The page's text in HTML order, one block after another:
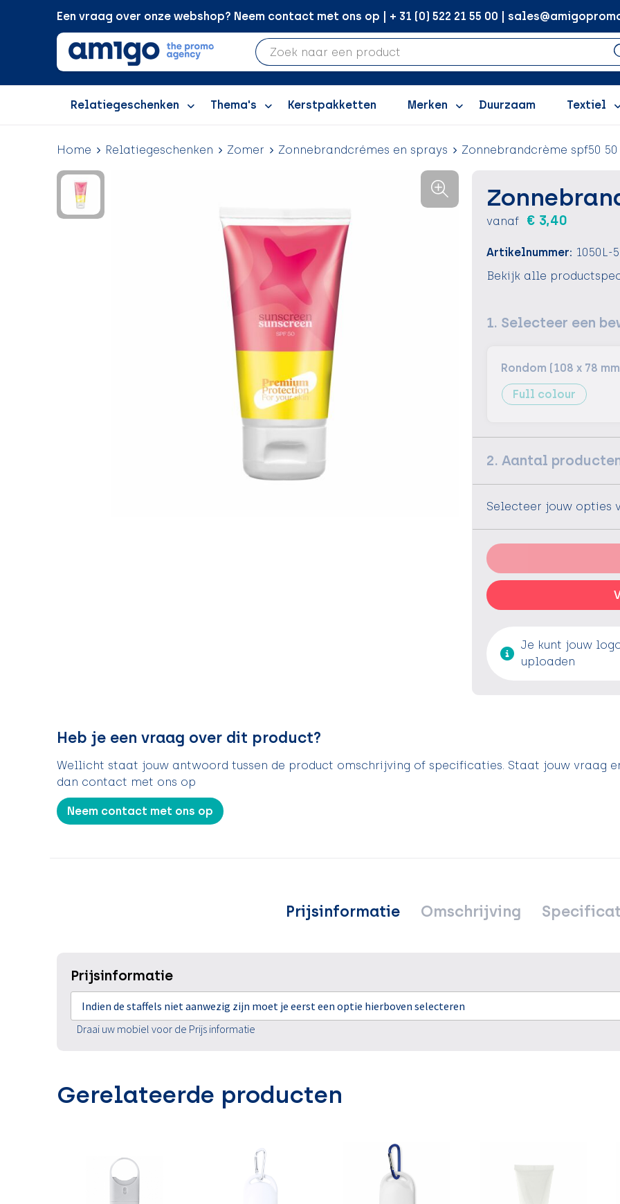
Een vraag over onze webshop? Neem contact met ons op | + 31 (0) 522 21 55 00 |
Relatiegeschenken Thema's Kerstpakketten Merken Duurzaam Textiel
Home Relatiegeschenken Zomer Zonnebrandcrémes en sprays Zonnebrandcrème spf50
vanaf € 3,40
Artikelnummer: 1050L-
Bekijk alle
1. Selecteer een
Rondom (108 x 78
Full colour
2. Aantal
Selecteer jouw opties
Je kunt jouw
uploaden
Heb je een vraag over dit product?
Wellicht staat jouw antwoord tussen de product omschrijving of specificaties. Staat jouw vraag
dan contact met ons op
Neem contact met ons op
Prijsinformatie Omschrijving
Prijsinformatie
Indien de staffels niet aanwezig zijn moet je eerst een optie hierboven selecteren
Draai uw mobiel voor de Prijs informatie
Gerelateerde producten